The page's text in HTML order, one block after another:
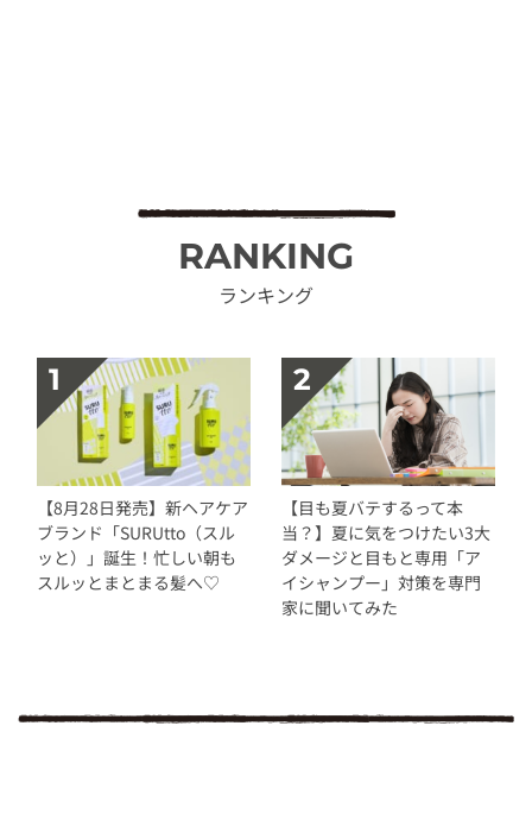
RANKING
ランキング
【8月28日発売】新ヘアケア
ブランド「SURUtto（スル
ッと）」誕生！忙しい朝も
スルッとまとまる髪へ♡
【目も夏バテするって本
当？】夏に気をつけたい3大
ダメージと目もと専用「ア
イシャンプー」対策を専門
家に聞いてみた